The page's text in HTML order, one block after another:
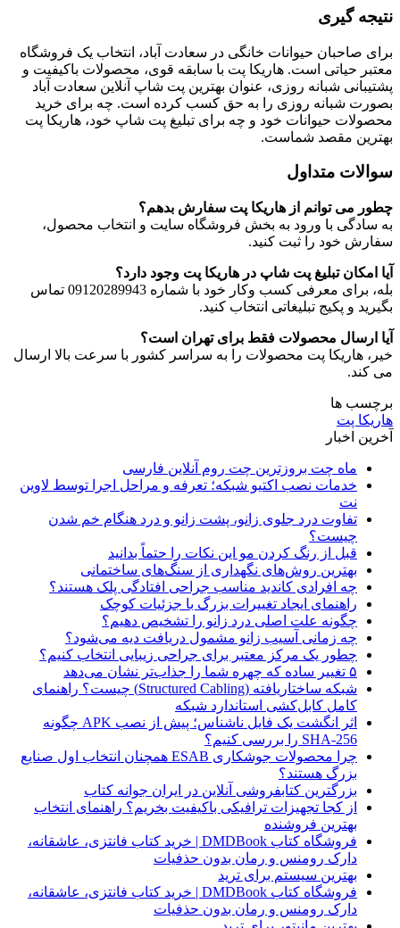
نتیجه گیری
برای صاحبان حیوانات خانگی در سعادت آباد، انتخاب یک فروشگاه
معتبر حیاتی است. هاریکا پت با سابقه قوی، محصولات باکیفیت و
پشتیبانی شبانه روزی، عنوان بهترین پت شاپ آنلاین سعادت آباد
بصورت شبانه روزی را به حق کسب کرده است. چه برای خرید
محصولات حیوانات خود و چه برای تبلیغ پت شاپ خود، هاریکا پت
بهترین مقصد شماست.
سوالات متداول
چطور می توانم از هاریکا پت سفارش بدهم؟
به سادگی با ورود به بخش فروشگاه سایت و انتخاب محصول،
سفارش خود را ثبت کنید.
آیا امکان تبلیغ پت شاپ در هاریکا پت وجود دارد؟
بله، برای معرفی کسب وکار خود با شماره 09120289943 تماس
بگیرید و پکیج تبلیغاتی انتخاب کنید.
آیا ارسال محصولات فقط برای تهران است؟
خیر، هاریکا پت محصولات را به سراسر کشور با سرعت بالا ارسال
می کند.
برچسب ها
هاریکا پت
آخرین اخبار
ماه چت بروزترین چت روم آنلاین فارسی
خدمات نصب اکتیو شبکه؛ تعرفه و مراحل اجرا توسط لاوین
نت
تفاوت درد جلوی زانو، پشت زانو و درد هنگام خم شدن
چیست؟
قبل از رنگ کردن مو این نکات را حتماً بدانید
بهترین روش‌های نگهداری از سنگ‌های ساختمانی
چه افرادی کاندید مناسب جراحی افتادگی پلک هستند؟
راهنمای ایجاد تغییرات بزرگ با جزئیات کوچک
چگونه علت اصلی درد زانو را تشخیص دهیم؟
چه زمانی آسیب زانو مشمول دریافت دیه می‌شود؟
چطور یک مرکز معتبر برای جراحی زیبایی انتخاب کنیم؟
۵ تغییر ساده که چهره شما را جذاب‌تر نشان می‌دهد
شبکه ساختاریافته (Structured Cabling) چیست؟ راهنمای
کامل کابل‌کشی استاندارد شبکه
اثر انگشت یک فایل ناشناس؛ پیش از نصب APK چگونه
SHA-256 را بررسی کنیم؟
چرا محصولات جوشکاری ESAB همچنان انتخاب اول صنایع
بزرگ هستند؟
بزرگترین کتابفروشی آنلاین در ایران جوانه کتاب
از کجا تجهیزات ترافیکی باکیفیت بخریم؟ راهنمای انتخاب
بهترین فروشنده
فروشگاه کتاب DMDBook | خرید کتاب فانتزی، عاشقانه،
دارک رومنس و رمان بدون حذفیات
بهترین سیستم برای ترید
فروشگاه کتاب DMDBook | خرید کتاب فانتزی، عاشقانه،
دارک رومنس و رمان بدون حذفیات